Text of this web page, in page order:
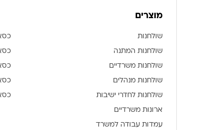
מוצרים
שולחנות
שולחנות המתנה
שולחנות משרדיים
שולחנות מנהלים
שולחנות לחדרי ישיבות
ארונות משרדיים
עמדות עבודה למשרד